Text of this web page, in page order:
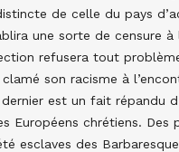
de celle du pays
une sorte de censure
refusera tout
clamé son racisme à
est un fait répandu
Européens chrétiens.
esclaves des